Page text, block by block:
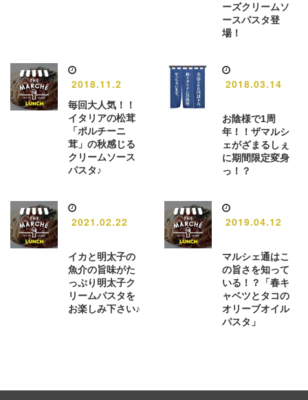
ーズクリームソ
ースパスタ登
場！
2018.11.2
毎回大人気！！
イタリアの松茸
「ポルチーニ
茸」の秋感じる
クリームソース
パスタ♪
2018.03.14
お陰様で1周
年！！ザマルシ
ェがざまるしぇ
に期間限定変身
っ！？
2021.02.22
イカと明太子の
魚介の旨味がた
っぷり明太子ク
リームパスタを
お楽しみ下さい♪
2019.04.12
マルシェ通はこ
の旨さを知って
いる！？「春キ
ャベツとタコの
オリーブオイル
パスタ」